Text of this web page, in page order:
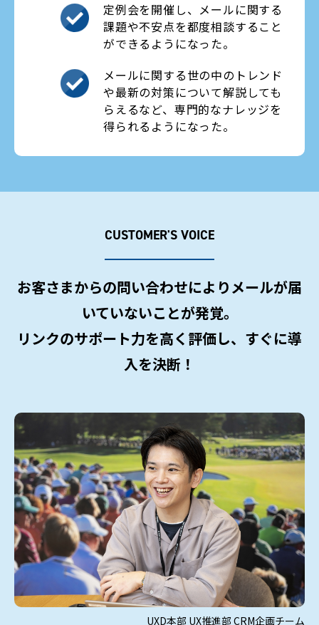
定例会を開催し、メールに関する
課題や不安点を都度相談すること
ができるようになった。
メールに関する世の中のトレンド
や最新の対策について解説しても
らえるなど、専門的なナレッジを
得られるようになった。
CUSTOMER'S VOICE
お客さまからの問い合わせによりメールが届
いていないことが発覚。
リンクのサポート力を高く評価し、すぐに導
入を決断！
UXD本部 UX推進部 CRM企画チーム